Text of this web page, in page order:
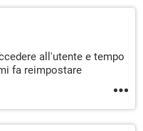
all'utente e tempo
fa reimpostare